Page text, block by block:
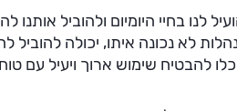
לנו בחיי היומיום ולהוביל אותנו
לא נכונה איתו, יכולה להוביל
להבטיח שימוש ארוך ויעיל עם